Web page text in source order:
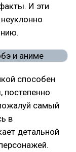
И эти
способен
постепенно
самый
в
детальной